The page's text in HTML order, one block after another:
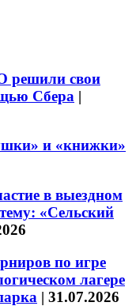
решили свои
Сбера |
и «книжки»
в выездном
«Сельский
по игре
лагере
| 31.07.2026